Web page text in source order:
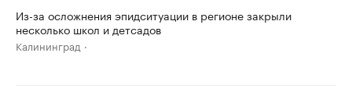
Из-за осложнения эпидситуации в регионе закрыли
несколько школ и детсадов
Калининград